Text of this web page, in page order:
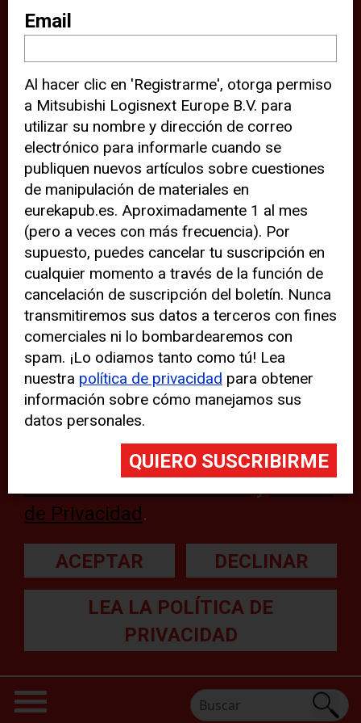
sitio web (por ejemplo, ofreciéndole
información de ubicación). Estas
terceras partes también definen
cookies en su dispositivo y pueden
rastrear su comportamiento en
internet. Al hacer clic en “Aceptar”,
significa que está de acuerdo con el
uso de cookies analíticas y de
terceros para tener una experiencia
óptima en nuestro sitio web. Si
elige “Declinar” el uso de cookies
analíticas y de terceros, evitará que
terceras partes rastreen su
comportamiento en nuestro sitio
web, aunque pueden aparecer
problemas técnicos con el sitio
web. Para obtener más
información, lea nuestra
de Privacidad .
ACEPTAR DECLINAR
LEA LA POLÍTICA DE
PRIVACIDAD
Email
Al hacer clic en 'Registrarme', otorga permiso
a Mitsubishi Logisnext Europe B.V. para
utilizar su nombre y dirección de correo
electrónico para informarle cuando se
publiquen nuevos artículos sobre cuestiones
de manipulación de materiales en
eurekapub.es. Aproximadamente 1 al mes
(pero a veces con más frecuencia). Por
supuesto, puedes cancelar tu suscripción en
cualquier momento a través de la función de
cancelación de suscripción del boletín. Nunca
transmitiremos sus datos a terceros con fines
comerciales ni lo bombardearemos con
spam. ¡Lo odiamos tanto como tú! Lea
nuestra política de privacidad para obtener
información sobre cómo manejamos sus
datos personales.